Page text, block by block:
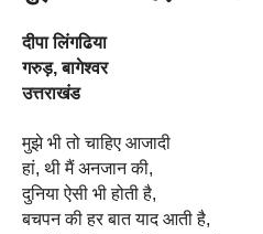
दीपा लिंगढिया
गरुड़, बागेश्वर
उत्तराखंड
मुझे भी तो चाहिए आजादी
हां, थी मैं अनजान की,
दुनिया ऐसी भी होती है,
बचपन की हर बात याद आती है,